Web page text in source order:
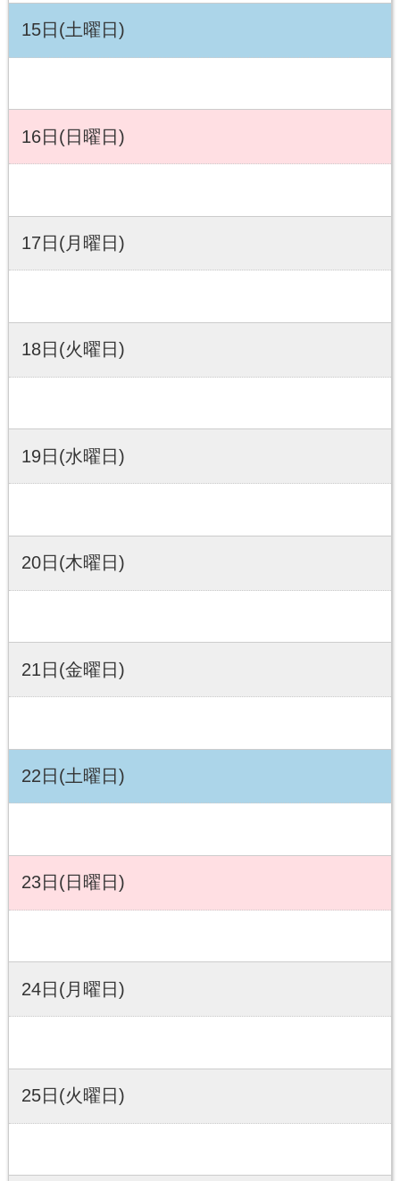
15日(土曜日)
16日(日曜日)
17日(月曜日)
18日(火曜日)
19日(水曜日)
20日(木曜日)
21日(金曜日)
22日(土曜日)
23日(日曜日)
24日(月曜日)
25日(火曜日)